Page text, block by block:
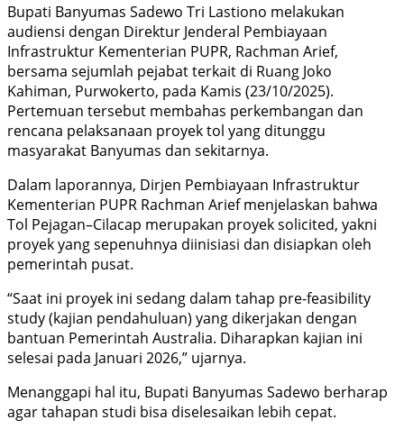
Bupati Banyumas Sadewo Tri Lastiono melakukan
audiensi dengan Direktur Jenderal Pembiayaan
Infrastruktur Kementerian PUPR, Rachman Arief,
bersama sejumlah pejabat terkait di Ruang Joko
Kahiman, Purwokerto, pada Kamis (23/10/2025).
Pertemuan tersebut membahas perkembangan dan
rencana pelaksanaan proyek tol yang ditunggu
masyarakat Banyumas dan sekitarnya.
Dalam laporannya, Dirjen Pembiayaan Infrastruktur
Kementerian PUPR Rachman Arief menjelaskan bahwa
Tol Pejagan–Cilacap merupakan proyek solicited, yakni
proyek yang sepenuhnya diinisiasi dan disiapkan oleh
pemerintah pusat.
“Saat ini proyek ini sedang dalam tahap pre-feasibility
study (kajian pendahuluan) yang dikerjakan dengan
bantuan Pemerintah Australia. Diharapkan kajian ini
selesai pada Januari 2026,” ujarnya.
Menanggapi hal itu, Bupati Banyumas Sadewo berharap
agar tahapan studi bisa diselesaikan lebih cepat.